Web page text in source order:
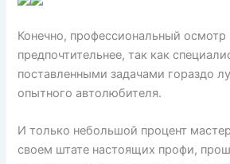
Конечно, профессиональный осмотр
предпочтительнее, так как
поставленными задачами гораздо
опытного автолюбителя.
И только небольшой процент
своем штате настоящих профи,